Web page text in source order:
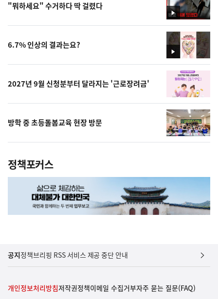
영
상
"뭐하세요" 수거하다 딱 걸렸다
영
상
6.7% 인상의 결과는요?
2027년 9월 신청분부터 달라지는 '근로장려금'
방학 중 초등돌봄교육 현장 방문
정책포커스
공지정책브리핑 RSS 서비스 제공 중단 안내
개인정보처리방침저작권정책이메일 수집거부자주 묻는 질문(FAQ)